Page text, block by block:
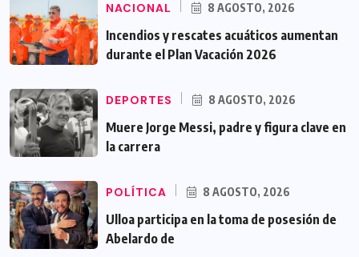
NACIONAL 8 AGOSTO, 2026
Incendios y rescates acuáticos aumentan
durante el Plan Vacación 2026
DEPORTES 8 AGOSTO, 2026
Muere Jorge Messi, padre y figura clave en
la carrera
POLÍTICA 8 AGOSTO, 2026
Ulloa participa en la toma de posesión de
Abelardo de